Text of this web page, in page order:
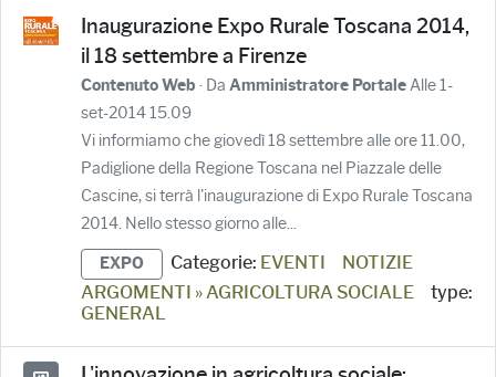
Inaugurazione Expo Rurale Toscana 2014,
il 18 settembre a Firenze
Contenuto Web · Da Amministratore PortaleAlle 1-
set-2014 15.09
Vi informiamo che giovedì 18 settembre alle ore 11.00,
Padiglione della Regione Toscana nel Piazzale delle
Cascine, si terrà l'inaugurazione di Expo Rurale Toscana
2014. Nello stesso giorno alle...
EXPO Categorie: EVENTI
NOTIZIE
ARGOMENTI » AGRICOLTURA SOCIALE
type:
GENERAL